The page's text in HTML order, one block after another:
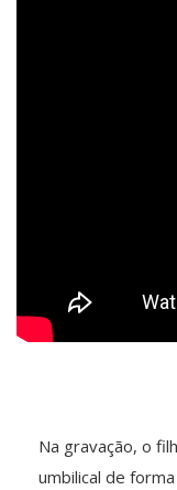
Na gravação, o
umbilical de